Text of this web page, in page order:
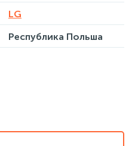
LG
Республика Польша